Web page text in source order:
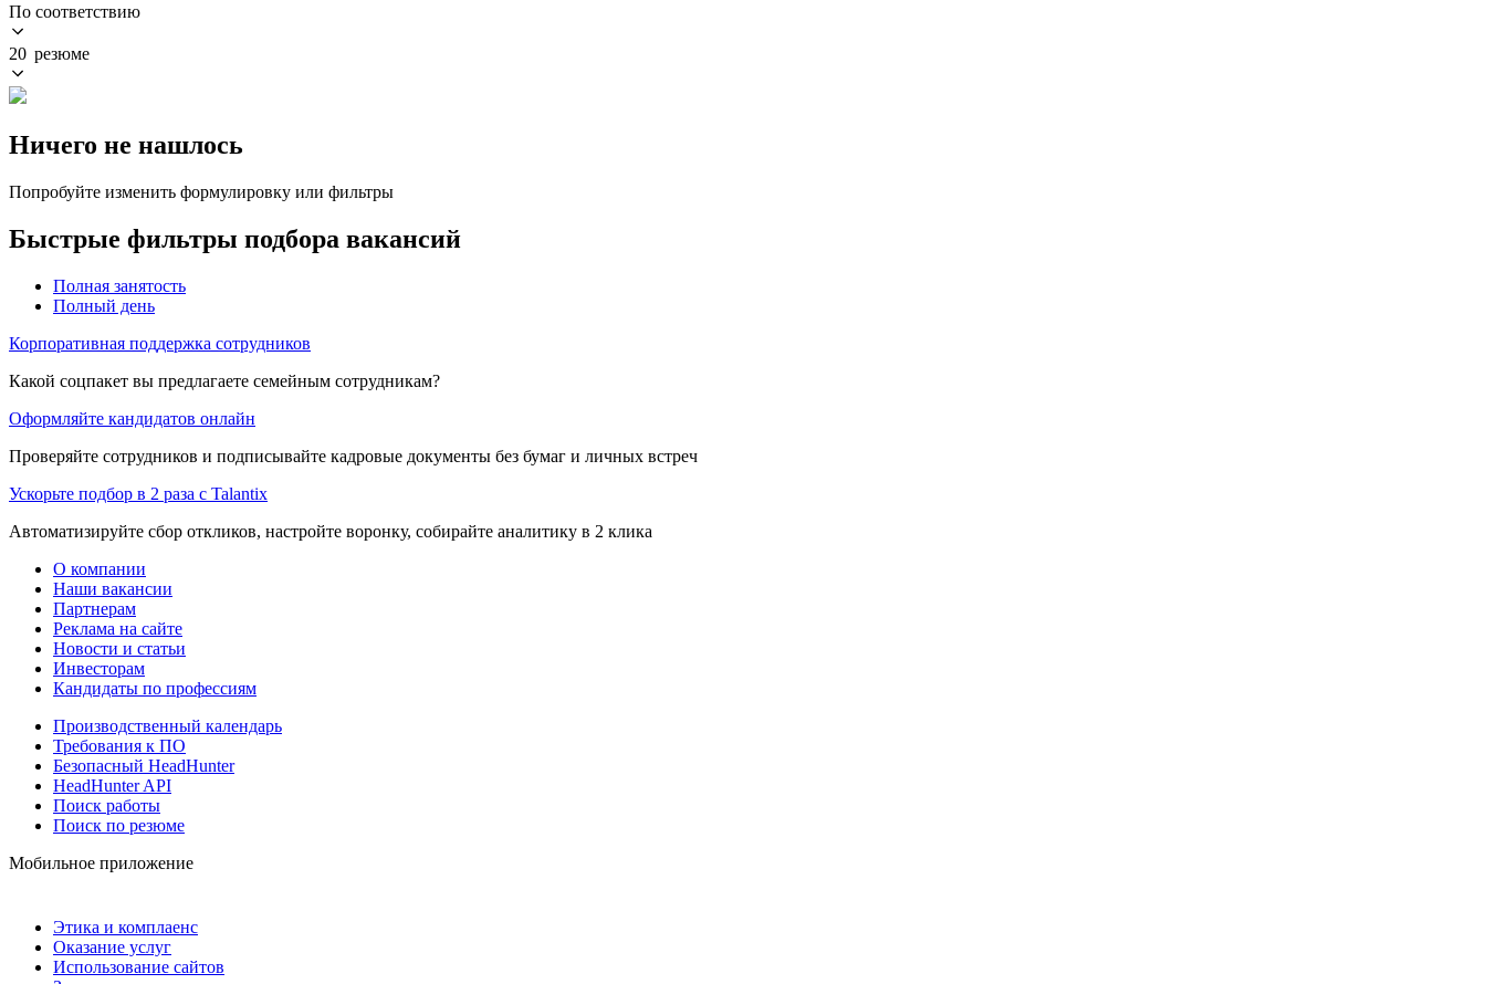
По соответствию
20 резюме
Ничего не нашлось
Попробуйте изменить формулировку или фильтры
Быстрые фильтры подбора вакансий
Полная занятость
Полный день
Корпоративная поддержка сотрудников
Какой соцпакет вы предлагаете семейным сотрудникам?
Оформляйте кандидатов онлайн
Проверяйте сотрудников и подписывайте кадровые документы без бумаг и личных встреч
Ускорьте подбор в 2 раза с Talantix
Автоматизируйте сбор откликов, настройте воронку, собирайте аналитику в 2 клика
О компании
Наши вакансии
Партнерам
Реклама на сайте
Новости и статьи
Инвесторам
Кандидаты по профессиям
Производственный календарь
Требования к ПО
Безопасный HeadHunter
HeadHunter API
Поиск работы
Поиск по резюме
Мобильное приложение
Этика и комплаенс
Оказание услуг
Использование сайтов